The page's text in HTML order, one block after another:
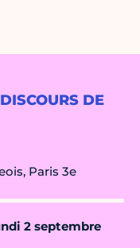
DE
Paris 3e
2 septembre